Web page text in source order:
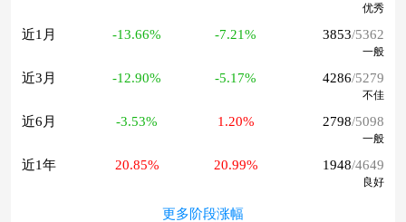
优秀
近1月 -13.66% -7.21% 3853/5362
一般
近3月 -12.90% -5.17% 4286/5279
不佳
近6月 -3.53% 1.20% 2798/5098
一般
近1年 20.85% 20.99% 1948/4649
良好
更多阶段涨幅